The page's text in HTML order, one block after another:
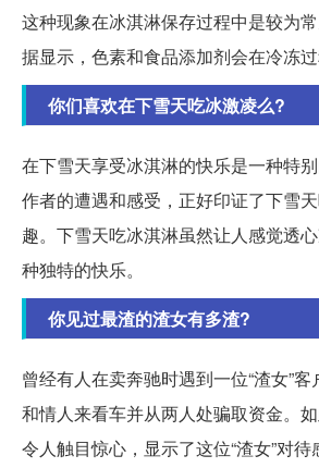
这种现象在冰淇淋保存过程中是较为
据显示，色素和食品添加剂会在冷冻过
你们喜欢在下雪天吃冰激凌么?
在下雪天享受冰淇淋的快乐是一种特
作者的遭遇和感受，正好印证了下雪
趣。下雪天吃冰淇淋虽然让人感觉透
种独特的快乐。
你见过最渣的渣女有多渣?
曾经有人在卖奔驰时遇到一位“渣女”
和情人来看车并从两人处骗取资金。
令人触目惊心，显示了这位“渣女”对